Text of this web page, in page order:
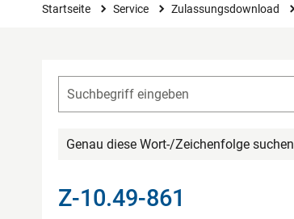
Sie sind hier
Startseite Service Zulassungsdownload
Genau diese Wort-/Zeichenfolge suchen
Z-10.49-861